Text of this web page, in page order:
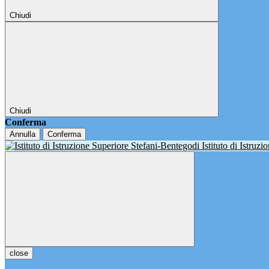
Chiudi
Chiudi
Conferma
Annulla Conferma
Istituto di
close